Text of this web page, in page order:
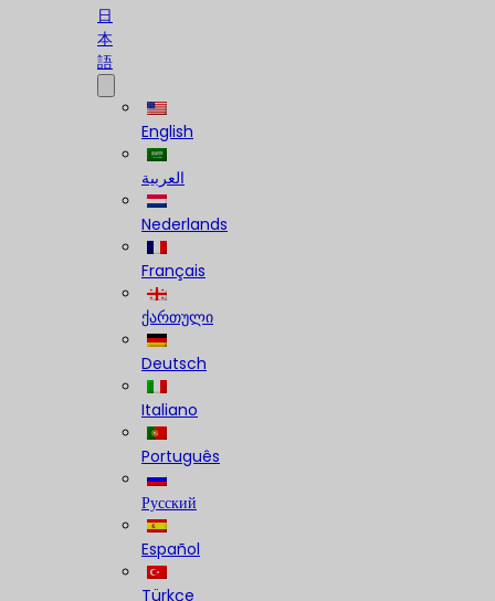
日
本
語
English
العربية
Nederlands
Français
ქართული
Deutsch
Italiano
Português
Русский
Español
Türkçe